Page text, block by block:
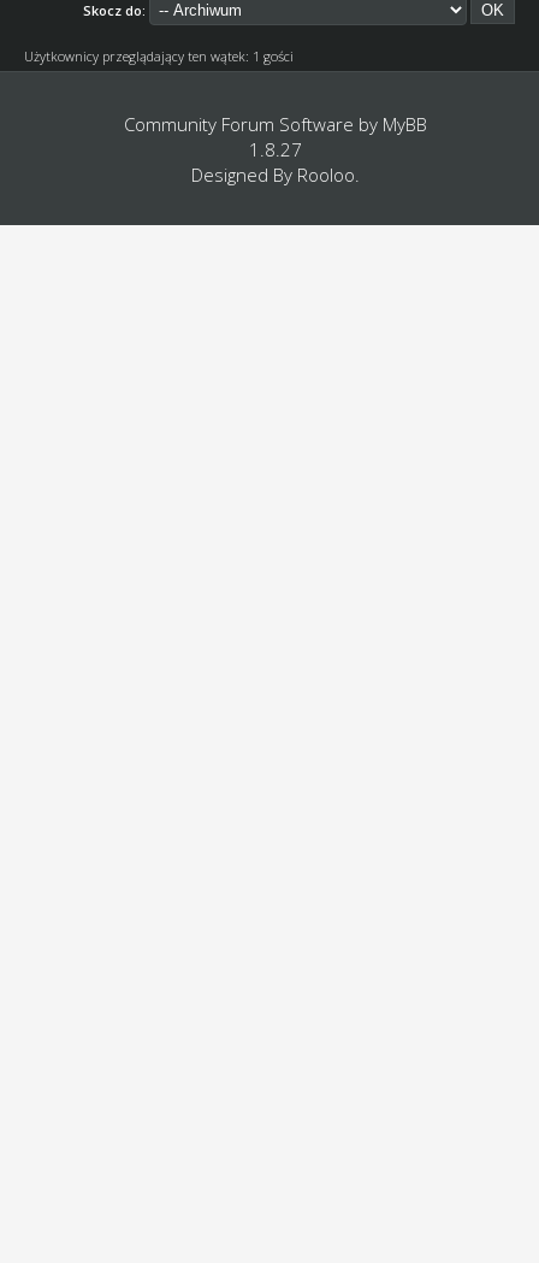
Skocz do:
Użytkownicy przeglądający ten wątek: 1 gości
Community Forum Software by MyBB
1.8.27
Designed By Rooloo.